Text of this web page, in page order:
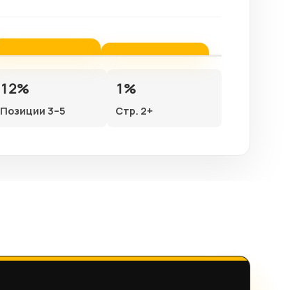
12%
Позиции 3–5
1%
Стр. 2+